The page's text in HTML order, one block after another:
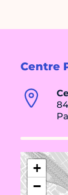
Centre
+
−